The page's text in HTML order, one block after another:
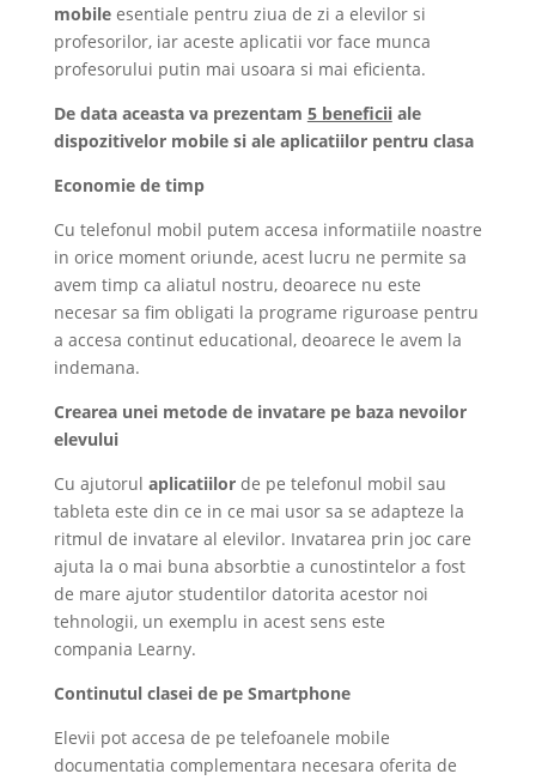
mobileesentiale pentru ziua de zi a elevilor si
profesorilor, iar aceste aplicatii vor face munca
profesorului putin mai usoara si mai eficienta.
De data aceasta va prezentam 5 beneficiiale
dispozitivelor mobile si ale aplicatiilor pentru clasa
Economie de timp
Cu telefonul mobil putem accesa informatiile noastre
in orice moment oriunde, acest lucru ne permite sa
avem timp ca aliatul nostru, deoarece nu este
necesar sa fim obligati la programe riguroase pentru
a accesa continut educational, deoarece le avem la
indemana.
Crearea unei metode de invatare pe baza nevoilor
elevului
Cu ajutorul aplicatiilorde pe telefonul mobil sau
tableta este din ce in ce mai usor sa se adapteze la
ritmul de invatare al elevilor. Invatarea prin joc care
ajuta la o mai buna absorbtie a cunostintelor a fost
de mare ajutor studentilor datorita acestor noi
tehnologii, un exemplu in acest sens este
compania Learny.
Continutul clasei de pe Smartphone
Elevii pot accesa de pe telefoanele mobile
documentatia complementara necesara oferita de